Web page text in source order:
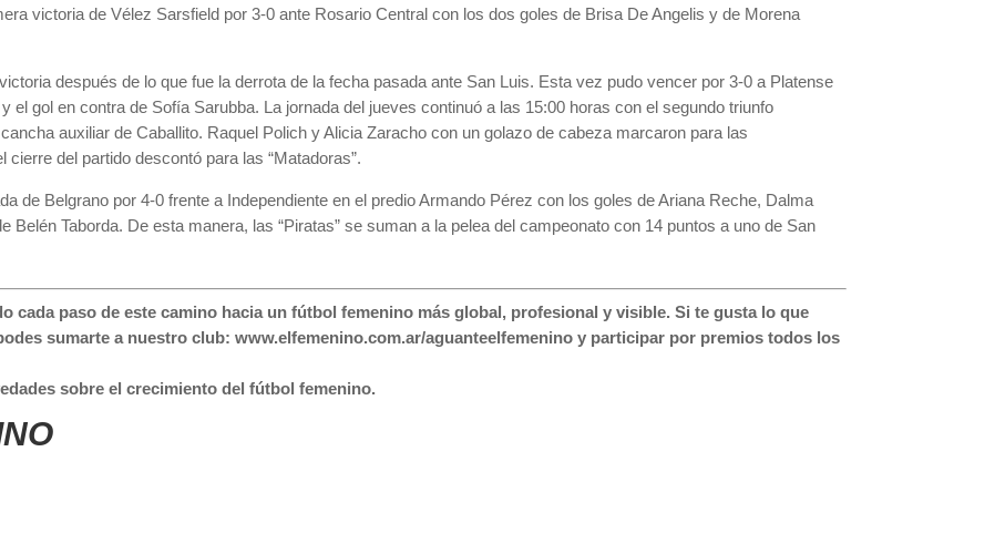
victoria de Vélez Sarsfield por 3-0 ante Rosario Central con los dos goles de Brisa De Angelis y de Morena
después de lo que fue la derrota de la fecha pasada ante San Luis. Esta vez pudo vencer por 3-0 a Platense
el gol en contra de Sofía Sarubba. La jornada del jueves continuó a las 15:00 horas con el segundo triunfo
auxiliar de Caballito. Raquel Polich y Alicia Zaracho con un golazo de cabeza marcaron para las
cierre del partido descontó para las “Matadoras”.
de Belgrano por 4-0 frente a Independiente en el predio Armando Pérez con los goles de Ariana Reche, Dalma
Belén Taborda. De esta manera, las “Piratas” se suman a la pelea del campeonato con 14 puntos a uno de San
cada paso de este camino hacia un fútbol femenino más global, profesional y visible.Si te gusta lo que
sumarte a nuestro club: www.elfemenino.com.ar/aguanteelfemenino y participar por premios todos los
sobre el crecimiento del fútbol femenino.